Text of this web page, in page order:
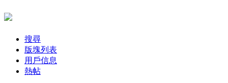
搜尋
版塊列表
用戶信息
熱帖